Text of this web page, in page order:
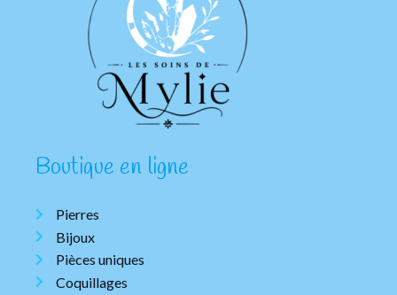
Boutique en ligne
Pierres
Bijoux
Pièces uniques
Coquillages